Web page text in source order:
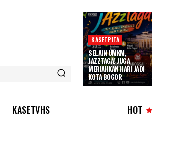
KASETPITA
SELAIN UMKM,
JAZZTAGA! JUGA
MERIAHKAN HARI JADI
KOTA BOGOR
KASETVHS HOT